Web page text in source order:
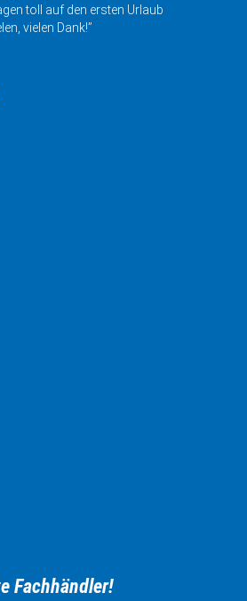
toll auf den ersten Urlaub
vielen Dank!”
Fachhändler!